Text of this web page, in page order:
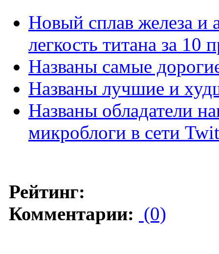
Новый сплав железа и
легкость титана за 10
Названы самые
Названы лучшие и
Названы обладатели
микроблоги в сети
Рейтинг:
Комментарии: (0)